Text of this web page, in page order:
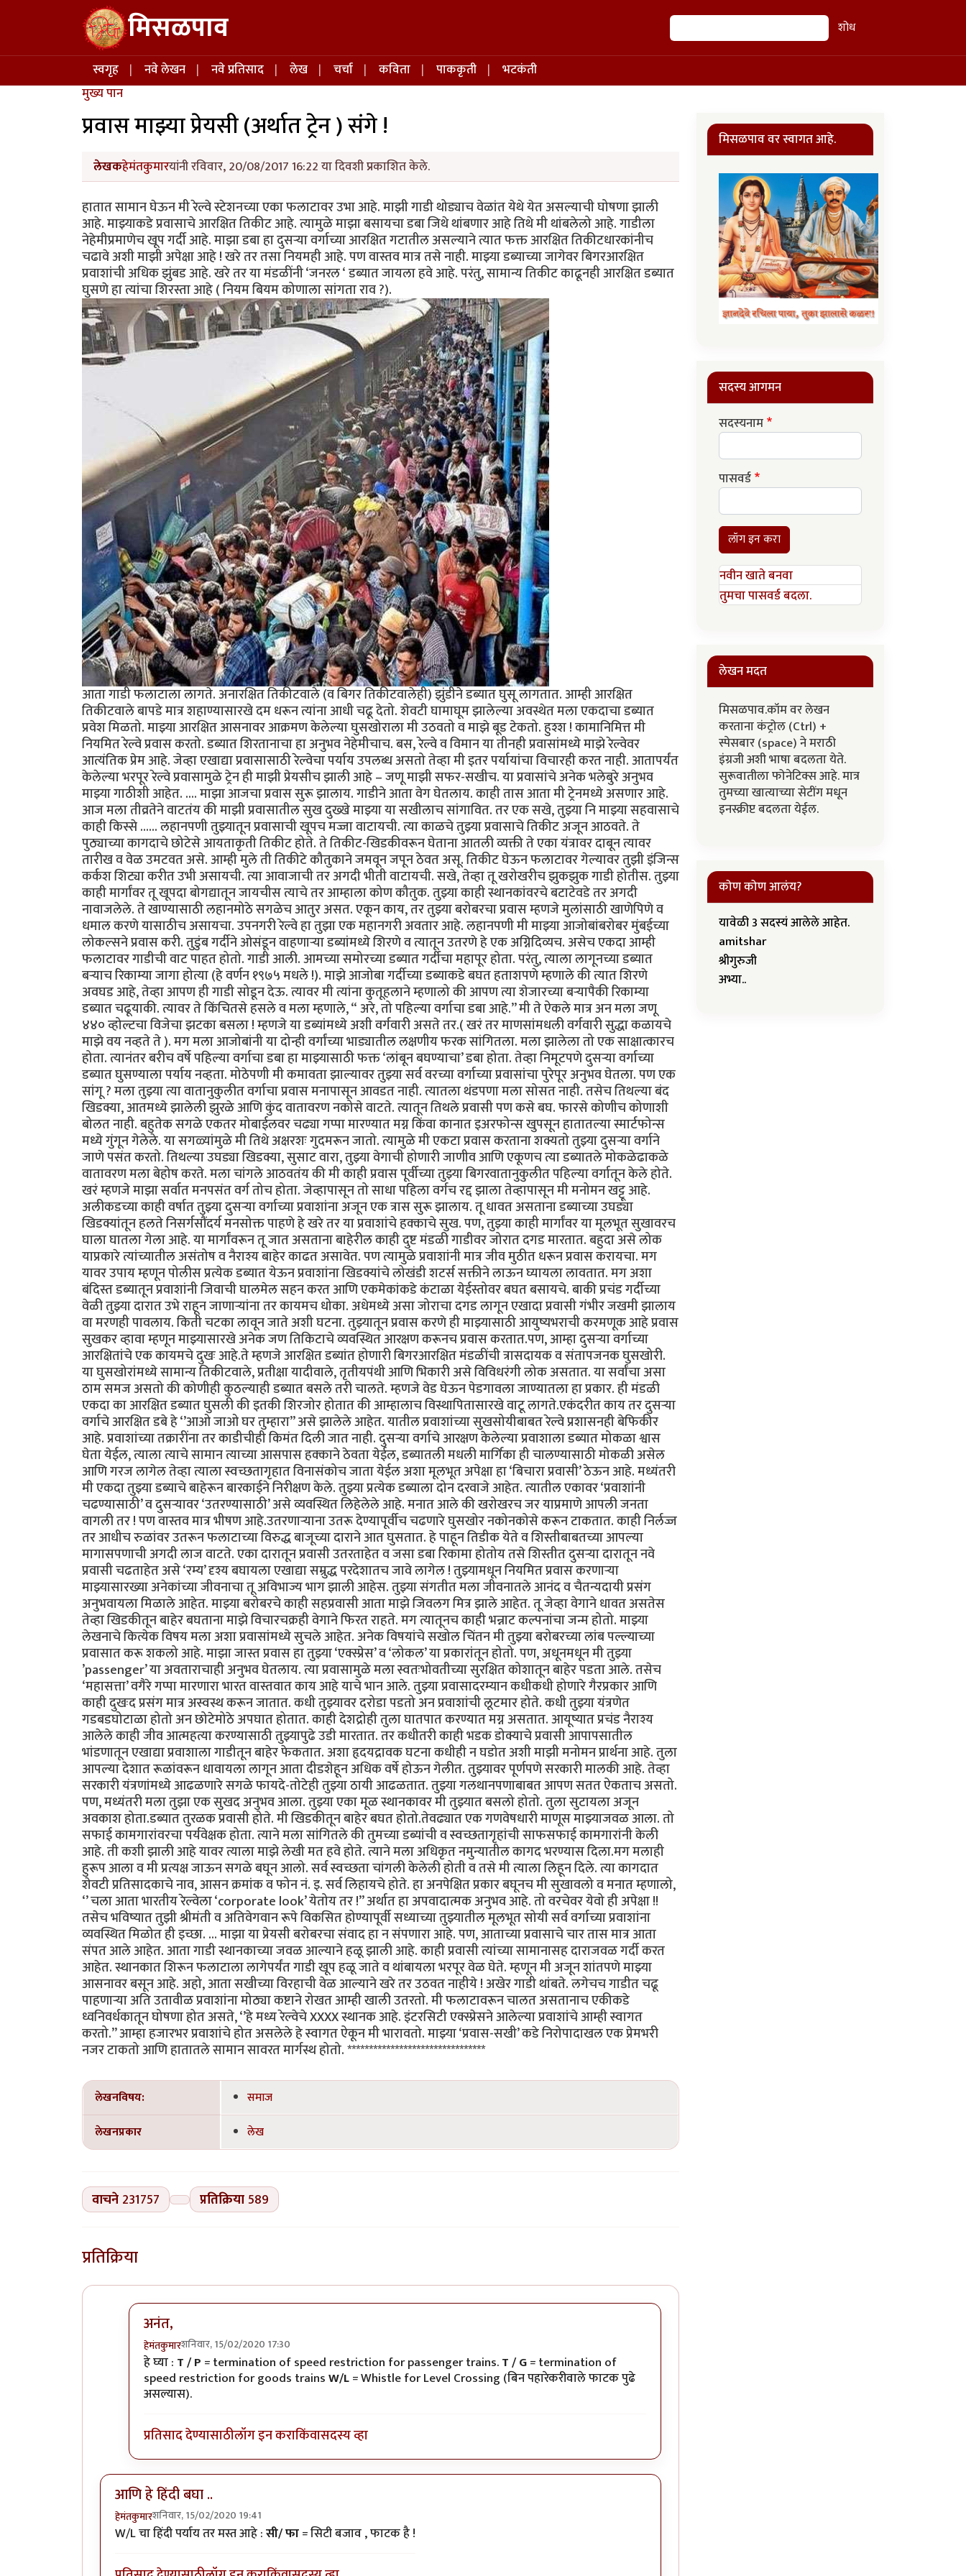
Skip to main content मिसळपाव शोध शोध
Main navigation
स्वगृह नवे लेखन नवे प्रतिसाद लेख चर्चा कविता पाककृती
भटकंती
मुख्य पान
प्रवास माझ्या प्रेयसी (अर्थात ट्रेन ) संगे !
लेखकहेमंतकुमारयांनी रविवार, 20/08/2017 16:22 या दिवशी प्रकाशित केले.
हातात सामान घेऊन मी रेल्वे स्टेशनच्या एका फलाटावर उभा आहे. माझी गाडी थोड्याच वेळांत येथे येत असल्याची घोषणा झाली
आहे. माझ्याकडे प्रवासाचे आरक्षित तिकीट आहे. त्यामुळे माझा बसायचा डबा जिथे थांबणार आहे तिथे मी थांबलेलो आहे. गाडीला
नेहेमीप्रमाणेच खूप गर्दी आहे. माझा डबा हा दुसऱ्या वर्गाच्या आरक्षित गटातील असल्याने त्यात फक्त आरक्षित तिकीटधारकांनीच
चढावे अशी माझी अपेक्षा आहे ! खरे तर तसा नियमही आहे. पण वास्तव मात्र तसे नाही. माझ्या डब्याच्या जागेवर बिगरआरक्षित
प्रवाशांची अधिक झुंबड आहे. खरे तर या मंडळींनी ‘जनरल ‘ डब्यात जायला हवे आहे. परंतु, सामान्य तिकीट काढूनही आरक्षित डब्यात
घुसणे हा त्यांचा शिरस्ता आहे ( नियम बियम कोणाला सांगता राव ?).
आता गाडी फलाटाला लागते. अनारक्षित तिकीटवाले (व बिगर तिकीटवालेही) झुंडीने डब्यात घुसू लागतात. आम्ही आरक्षित
तिकीटवाले बापडे मात्र शहाण्यासारखे दम धरून त्यांना आधी चढू देतो. शेवटी घामाघूम झालेल्या अवस्थेत मला एकदाचा डब्यात
प्रवेश मिळतो. माझ्या आरक्षित आसनावर आक्रमण केलेल्या घुसखोराला मी उठवतो व माझे बूड टेकतो. हुश्श ! कामानिमित्त मी
नियमित रेल्वे प्रवास करतो. डब्यात शिरतानाचा हा अनुभव नेहेमीचाच. बस, रेल्वे व विमान या तीनही प्रवासांमध्ये माझे रेल्वेवर
आत्यंतिक प्रेम आहे. जेव्हा एखाद्या प्रवासासाठी रेल्वेचा पर्याय उपलब्ध असतो तेव्हा मी इतर पर्यायांचा विचारही करत नाही. आतापर्यंत
केलेल्या भरपूर रेल्वे प्रवासामुळे ट्रेन ही माझी प्रेयसीच झाली आहे – जणू माझी सफर-सखीच. या प्रवासांचे अनेक भलेबुरे अनुभव
माझ्या गाठीशी आहेत. .... माझा आजचा प्रवास सुरू झालाय. गाडीने आता वेग घेतलाय. काही तास आता मी ट्रेनमध्ये असणार आहे.
आज मला तीव्रतेने वाटतंय की माझी प्रवासातील सुख दुख्खे माझ्या या सखीलाच सांगावित. तर एक सखे, तुझ्या नि माझ्या सहवासाचे
काही किस्से ...... लहानपणी तुझ्यातून प्रवासाची खूपच मज्जा वाटायची. त्या काळचे तुझ्या प्रवासाचे तिकीट अजून आठवते. ते
पुठ्याच्या कागदाचे छोटेसे आयताकृती तिकीट होते. ते तिकीट-खिडकीवरून घेताना आतली व्यक्ती ते एका यंत्रावर दाबून त्यावर
तारीख व वेळ उमटवत असे. आम्ही मुले ती तिकीटे कौतुकाने जमवून जपून ठेवत असू. तिकीट घेऊन फलाटावर गेल्यावर तुझी इंजिन्स
कर्कश शिट्या करीत उभी असायची. त्या आवाजाची तर अगदी भीती वाटायची. सखे, तेव्हा तू खरोखरीच झुकझुक गाडी होतीस. तुझ्या
काही मार्गांवर तू खूपदा बोगद्यातून जायचीस त्याचे तर आम्हाला कोण कौतुक. तुझ्या काही स्थानकांवरचे बटाटेवडे तर अगदी
नावाजलेले. ते खाण्यासाठी लहानमोठे सगळेच आतुर असत. एकून काय, तर तुझ्या बरोबरचा प्रवास म्हणजे मुलांसाठी खाणेपिणे व
धमाल करणे यासाठीच असायचा. उपनगरी रेल्वे हा तुझा एक महानगरी अवतार आहे. लहानपणी मी माझ्या आजोबांबरोबर मुंबईच्या
लोकल्सने प्रवास करी. तुडुंब गर्दीने ओसंडून वाहणाऱ्या डब्यांमध्ये शिरणे व त्यातून उतरणे हे एक अग्निदिव्यच. असेच एकदा आम्ही
फलाटावर गाडीची वाट पाहत होतो. गाडी आली. आमच्या समोरच्या डब्यात गर्दीचा महापूर होता. परंतु, त्याला लागूनच्या डब्यात
बऱ्याच रिकाम्या जागा होत्या (हे वर्णन १९७५ मधले !). माझे आजोबा गर्दीच्या डब्याकडे बघत हताशपणे म्हणाले की त्यात शिरणे
अवघड आहे, तेव्हा आपण ही गाडी सोडून देऊ. त्यावर मी त्यांना कुतूहलाने म्हणालो की आपण त्या शेजारच्या बऱ्यापैकी रिकाम्या
डब्यात चढूयाकी. त्यावर ते किंचितसे हसले व मला म्हणाले, “ अरे, तो पहिल्या वर्गाचा डबा आहे.’’ मी ते ऐकले मात्र अन मला जणू
४४० व्होल्टचा विजेचा झटका बसला ! म्हणजे या डब्यांमध्ये अशी वर्गवारी असते तर.( खरं तर माणसांमधली वर्गवारी सुद्धा कळायचे
माझे वय नव्हते ते ). मग मला आजोबांनी या दोन्ही वर्गांच्या भाड्यातील लक्षणीय फरक सांगितला. मला झालेला तो एक साक्षात्कारच
होता. त्यानंतर बरीच वर्षे पहिल्या वर्गाचा डबा हा माझ्यासाठी फक्त ‘लांबून बघण्याचा’ डबा होता. तेव्हा निमूटपणे दुसऱ्या वर्गाच्या
डब्यात घुसण्याला पर्याय नव्हता. मोठेपणी मी कमावता झाल्यावर तुझ्या सर्व वरच्या वर्गाच्या प्रवासांचा पुरेपूर अनुभव घेतला. पण एक
सांगू ? मला तुझ्या त्या वातानुकुलीत वर्गाचा प्रवास मनापासून आवडत नाही. त्यातला थंडपणा मला सोसत नाही. तसेच तिथल्या बंद
खिडक्या, आतमध्ये झालेली झुरळे आणि कुंद वातावरण नकोसे वाटते. त्यातून तिथले प्रवासी पण कसे बघ. फारसे कोणीच कोणाशी
बोलत नाही. बहुतेक सगळे एकतर मोबाईलवर चढ्या गप्पा मारण्यात मग्न किंवा कानात इअरफोन्स खुपसून हातातल्या स्मार्टफोन्स
मध्ये गुंगून गेलेले. या सगळ्यांमुळे मी तिथे अक्षरशः गुदमरून जातो. त्यामुळे मी एकटा प्रवास करताना शक्यतो तुझ्या दुसऱ्या वर्गाने
जाणे पसंत करतो. तिथल्या उघड्या खिडक्या, सुसाट वारा, तुझ्या वेगाची होणारी जाणीव आणि एकूणच त्या डब्यातले मोकळेढाकळे
वातावरण मला बेहोष करते. मला चांगले आठवतंय की मी काही प्रवास पूर्वीच्या तुझ्या बिगरवातानुकुलीत पहिल्या वर्गातून केले होते.
खरं म्हणजे माझा सर्वात मनपसंत वर्ग तोच होता. जेव्हापासून तो साधा पहिला वर्गच रद्द झाला तेव्हापासून मी मनोमन खट्टू आहे.
अलीकडच्या काही वर्षात तुझ्या दुसऱ्या वर्गाच्या प्रवाशांना अजून एक त्रास सुरू झालाय. तू धावत असताना डब्याच्या उघड्या
खिडक्यांतून हलते निसर्गसौंदर्य मनसोक्त पाहणे हे खरे तर या प्रवाशांचे हक्काचे सुख. पण, तुझ्या काही मार्गांवर या मूलभूत सुखावरच
घाला घातला गेला आहे. या मार्गांवरून तू जात असताना बाहेरील काही दुष्ट मंडळी गाडीवर जोरात दगड मारतात. बहुदा असे लोक
याप्रकारे त्यांच्यातील असंतोष व नैराश्य बाहेर काढत असावेत. पण त्यामुळे प्रवाशांनी मात्र जीव मुठीत धरून प्रवास करायचा. मग
यावर उपाय म्हणून पोलीस प्रत्येक डब्यात येऊन प्रवाशांना खिडक्यांचे लोखंडी शटर्स सक्तीने लाऊन घ्यायला लावतात. मग अशा
बंदिस्त डब्यातून प्रवाशांनी जिवाची घालमेल सहन करत आणि एकमेकांकडे कंटाळा येईस्तोवर बघत बसायचे. बाकी प्रचंड गर्दीच्या
वेळी तुझ्या दारात उभे राहून जाणाऱ्यांना तर कायमच धोका. अधेमध्ये असा जोराचा दगड लागून एखादा प्रवासी गंभीर जखमी झालाय
वा मरणही पावलाय. किती चटका लावून जाते अशी घटना. तुझ्यातून प्रवास करणे ही माझ्यासाठी आयुष्यभराची करमणूक आहे प्रवास
सुखकर व्हावा म्हणून माझ्यासारखे अनेक जण तिकिटाचे व्यवस्थित आरक्षण करूनच प्रवास करतात.पण, आम्हा दुसऱ्या वर्गाच्या
आरक्षितांचे एक कायमचे दुखः आहे.ते म्हणजे आरक्षित डब्यांत होणारी बिगरआरक्षित मंडळींची त्रासदायक व संतापजनक घुसखोरी.
या घुसखोरांमध्ये सामान्य तिकीटवाले, प्रतीक्षा यादीवाले, तृतीयपंथी आणि भिकारी असे विविधरंगी लोक असतात. या सर्वांचा असा
ठाम समज असतो की कोणीही कुठल्याही डब्यात बसले तरी चालते. म्हणजे वेड घेऊन पेडगावला जाण्यातला हा प्रकार. ही मंडळी
एकदा का आरक्षित डब्यात घुसली की इतकी शिरजोर होतात की आम्हालाच विस्थापितासारखे वाटू लागते.एकंदरीत काय तर दुसऱ्या
वर्गाचे आरक्षित डबे हे ‘’आओ जाओ घर तुम्हारा’’ असे झालेले आहेत. यातील प्रवाशांच्या सुखसोयीबाबत रेल्वे प्रशासनही बेफिकीर
आहे. प्रवाशांच्या तक्रारींना तर काडीचीही किमंत दिली जात नाही. दुसऱ्या वर्गाचे आरक्षण केलेल्या प्रवाशाला डब्यात मोकळा श्वास
घेता येईल, त्याला त्याचे सामान त्याच्या आसपास हक्काने ठेवता येईल, डब्यातली मधली मार्गिका ही चालण्यासाठी मोकळी असेल
आणि गरज लागेल तेव्हा त्याला स्वच्छतागृहात विनासंकोच जाता येईल अशा मूलभूत अपेक्षा हा ‘बिचारा प्रवासी’ ठेऊन आहे. मध्यंतरी
मी एकदा तुझ्या डब्याचे बाहेरून बारकाईने निरीक्षण केले. तुझ्या प्रत्येक डब्याला दोन दरवाजे आहेत. त्यातील एकावर ‘प्रवाशांनी
चढण्यासाठी’ व दुसऱ्यावर ‘उतरण्यासाठी’ असे व्यवस्थित लिहेलेले आहे. मनात आले की खरोखरच जर याप्रमाणे आपली जनता
वागली तर ! पण वास्तव मात्र भीषण आहे.उतरणाऱ्याना उतरू देण्यापूर्वीच चढणारे घुसखोर नकोनकोसे करून टाकतात. काही निर्लज्ज
तर आधीच रुळांवर उतरून फलाटाच्या विरुद्ध बाजूच्या दाराने आत घुसतात. हे पाहून तिडीक येते व शिस्तीबाबतच्या आपल्या
मागासपणाची अगदी लाज वाटते. एका दारातून प्रवासी उतरताहेत व जसा डबा रिकामा होतोय तसे शिस्तीत दुसऱ्या दारातून नवे
प्रवासी चढताहेत असे ‘रम्य’ दृश्य बघायला एखाद्या सम्रुद्ध परदेशातच जावे लागेल ! तुझ्यामधून नियमित प्रवास करणाऱ्या
माझ्यासारख्या अनेकांच्या जीवनाचा तू अविभाज्य भाग झाली आहेस. तुझ्या संगतीत मला जीवनातले आनंद व चैतन्यदायी प्रसंग
अनुभवायला मिळाले आहेत. माझ्या बरोबरचे काही सहप्रवासी आता माझे जिवलग मित्र झाले आहेत. तू जेव्हा वेगाने धावत असतेस
तेव्हा खिडकीतून बाहेर बघताना माझे विचारचक्रही वेगाने फिरत राहते. मग त्यातूनच काही भन्नाट कल्पनांचा जन्म होतो. माझ्या
लेखनाचे कित्येक विषय मला अशा प्रवासांमध्ये सुचले आहेत. अनेक विषयांचे सखोल चिंतन मी तुझ्या बरोबरच्या लांब पल्ल्याच्या
प्रवासात करू शकलो आहे. माझा जास्त प्रवास हा तुझ्या ‘एक्स्प्रेस’ व ‘लोकल’ या प्रकारांतून होतो. पण, अधूनमधून मी तुझ्या
’passenger’ या अवताराचाही अनुभव घेतलाय. त्या प्रवासामुळे मला स्वतःभोवतीच्या सुरक्षित कोशातून बाहेर पडता आले. तसेच
‘महासत्ता’ वगैरे गप्पा मारणारा भारत वास्तवात काय आहे याचे भान आले. तुझ्या प्रवासादरम्यान कधीकधी होणारे गैरप्रकार आणि
काही दुखःद प्रसंग मात्र अस्वस्थ करून जातात. कधी तुझ्यावर दरोडा पडतो अन प्रवाशांची लूटमार होते. कधी तुझ्या यंत्रणेत
गडबडघोटाळा होतो अन छोटेमोठे अपघात होतात. काही देशद्रोही तुला घातपात करण्यात मग्न असतात. आयूष्यात प्रचंड नैराश्य
आलेले काही जीव आत्महत्या करण्यासाठी तुझ्यापुढे उडी मारतात. तर कधीतरी काही भडक डोक्याचे प्रवासी आपापसातील
भांडणातून एखाद्या प्रवाशाला गाडीतून बाहेर फेकतात. अशा हृदयद्रावक घटना कधीही न घडोत अशी माझी मनोमन प्रार्थना आहे. तुला
आपल्या देशात रूळांवरून धावायला लागून आता दीडशेहून अधिक वर्षे होऊन गेलीत. तुझ्यावर पूर्णपणे सरकारी मालकी आहे. तेव्हा
सरकारी यंत्रणांमध्ये आढळणारे सगळे फायदे-तोटेही तुझ्या ठायी आढळतात. तुझ्या गलथानपणाबाबत आपण सतत ऐकताच असतो.
पण, मध्यंतरी मला तुझा एक सुखद अनुभव आला. तुझ्या एका मूळ स्थानकावर मी तुझ्यात बसलो होतो. तुला सुटायला अजून
अवकाश होता.डब्यात तुरळक प्रवासी होते. मी खिडकीतून बाहेर बघत होतो.तेवढ्यात एक गणवेषधारी माणूस माझ्याजवळ आला. तो
सफाई कामगारांवरचा पर्यवेक्षक होता. त्याने मला सांगितले की तुमच्या डब्यांची व स्वच्छतागृहांची साफसफाई कामगारांनी केली
आहे. ती कशी झाली आहे यावर त्याला माझे लेखी मत हवे होते. त्याने मला अधिकृत नमुन्यातील कागद भरण्यास दिला.मग मलाही
हुरूप आला व मी प्रत्यक्ष जाऊन सगळे बघून आलो. सर्व स्वच्छता चांगली केलेली होती व तसे मी त्याला लिहून दिले. त्या कागदात
शेवटी प्रतिसादकाचे नाव, आसन क्रमांक व फोन नं. इ. सर्व लिहायचे होते. हा अनपेक्षित प्रकार बघूनच मी सुखावलो व मनात म्हणालो,
‘’ चला आता भारतीय रेल्वेला ‘corporate look’ येतोय तर !” अर्थात हा अपवादात्मक अनुभव आहे. तो वरचेवर येवो ही अपेक्षा !!
तसेच भविष्यात तुझी श्रीमंती व अतिवेगवान रूपे विकसित होण्यापूर्वी सध्याच्या तुझ्यातील मूलभूत सोयी सर्व वर्गाच्या प्रवाशांना
व्यवस्थित मिळोत ही इच्छा. ... माझा या प्रेयसी बरोबरचा संवाद हा न संपणारा आहे. पण, आताच्या प्रवासाचे चार तास मात्र आता
संपत आले आहेत. आता गाडी स्थानकाच्या जवळ आल्याने हळू झाली आहे. काही प्रवासी त्यांच्या सामानासह दाराजवळ गर्दी करत
आहेत. स्थानकात शिरून फलाटाला लागेपर्यंत गाडी खूप हळू जाते व थांबायला भरपूर वेळ घेते. म्हणून मी अजून शांतपणे माझ्या
आसनावर बसून आहे. अहो, आता सखीच्या विरहाची वेळ आल्याने खरे तर उठवत नाहीये ! अखेर गाडी थांबते. लगेचच गाडीत चढू
पाहणाऱ्या अति उतावीळ प्रवाशांना मोठ्या कष्टाने रोखत आम्ही खाली उतरतो. मी फलाटावरून चालत असतानाच एकीकडे
ध्वनिवर्धकातून घोषणा होत असते, ‘’हे मध्य रेल्वेचे XXXX स्थानक आहे. इंटरसिटी एक्स्प्रेसने आलेल्या प्रवाशांचे आम्ही स्वागत
करतो.’’ आम्हा हजारभर प्रवाशांचे होत असलेले हे स्वागत ऐकून मी भारावतो. माझ्या ‘प्रवास-सखी’ कडे निरोपादाखल एक प्रेमभरी
नजर टाकतो आणि हातातले सामान सावरत मार्गस्थ होतो. ********************************
लेखनविषय:
समाज
लेखनप्रकार
लेख
वाचने 231757 प्रतिक्रिया589
प्रतिक्रिया
अनंत,
हेमंतकुमारशनिवार, 15/02/2020 17:30
In reply toरेल्वे रुळांच्याbyअनन्त्_यात्री
हे घ्या : T / P = termination of speed restriction for passenger trains.T / G= termination of
speed restriction for goods trainsW/L= Whistle for Level Crossing (बिन पहारेकरीवाले फाटक पुढे
असल्यास).
प्रतिसाद देण्यासाठीलॉग इन कराकिंवासदस्य व्हा
आणि हे हिंदी बघा ..
हेमंतकुमारशनिवार, 15/02/2020 19:41
W/L चा हिंदी पर्याय तर मस्त आहे :सी/ फा= सिटी बजाव , फाटक है !
मिसळपाव वर स्वागत आहे.
सदस्य आगमन
सदस्यनाम
पासवर्ड
लॉग इन करा
नवीन खाते बनवा
तुमचा पासवर्ड बदला.
लेखन मदत
मिसळपाव.कॉम वर लेखन
करताना कंट्रोल (Ctrl) +
स्पेसबार (space) ने मराठी
इंग्रजी अशी भाषा बदलता येते.
सुरूवातीला फोनेटिक्स आहे. मात्र
तुमच्या खात्याच्या सेटींग मधून
इनस्क्रीप्ट बदलता येईल.
कोण कोण आलंय?
यावेळी 3 सदस्यं आलेले आहेत.
amitshar
श्रीगुरुजी
अभ्या..